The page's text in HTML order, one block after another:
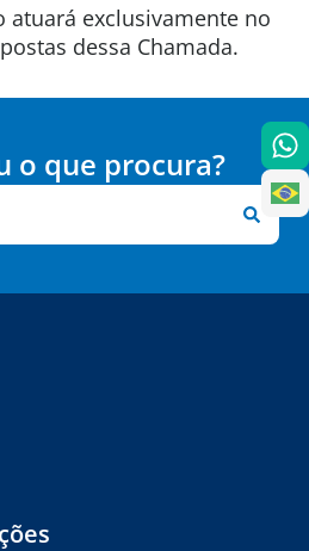
atuará exclusivamente no
dessa Chamada.
o que procura?